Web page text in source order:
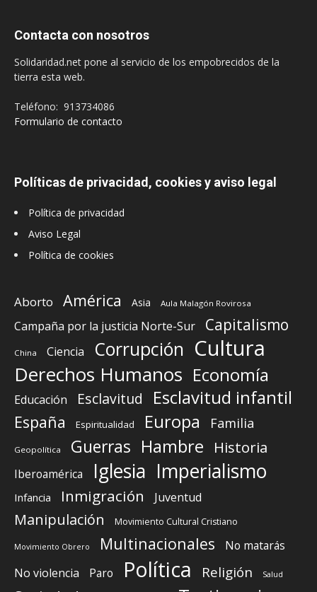
Contacta con nosotros
Solidaridad.net pone al servicio de los empobrecidos de la
tierra esta web.
Teléfono: 913734086
Formulario de contacto
Políticas de privacidad, cookies y aviso legal
Política de privacidad
Aviso Legal
Política de cookies
Aborto América Asia Aula Malagón Rovirosa
Campaña por la justicia Norte-Sur Capitalismo
China Ciencia Corrupción Cultura
Derechos Humanos Economía
Educación Esclavitud Esclavitud infantil
España Espiritualidad Europa Familia
Geopolítica Guerras Hambre Historia
Iberoamérica Iglesia Imperialismo
Infancia Inmigración Juventud
Manipulación Movimiento Cultural Cristiano
Movimiento Obrero Multinacionales
No matarás
No violencia
Paro Política Religión Salud